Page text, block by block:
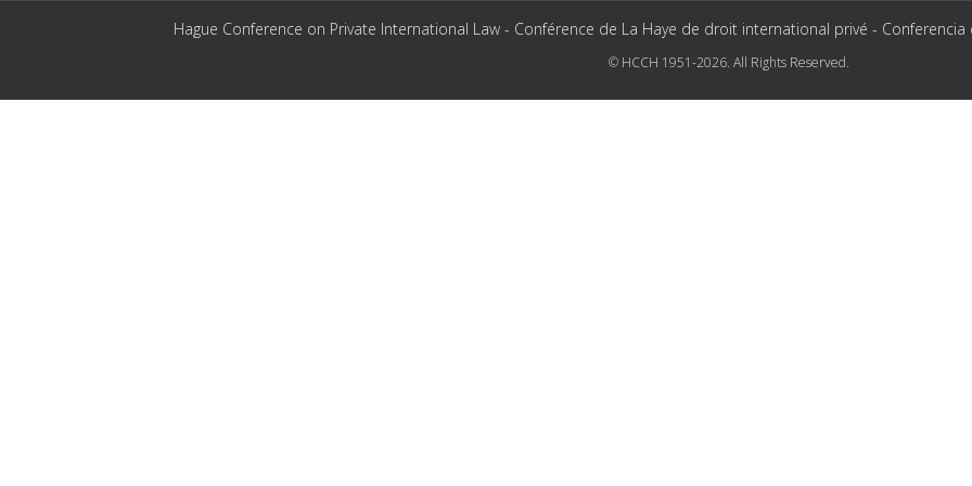
Hague Conference on Private International Law - Conférence de La Haye de droit international privé -
© HCCH 1951-2026. All Rights Reserved.